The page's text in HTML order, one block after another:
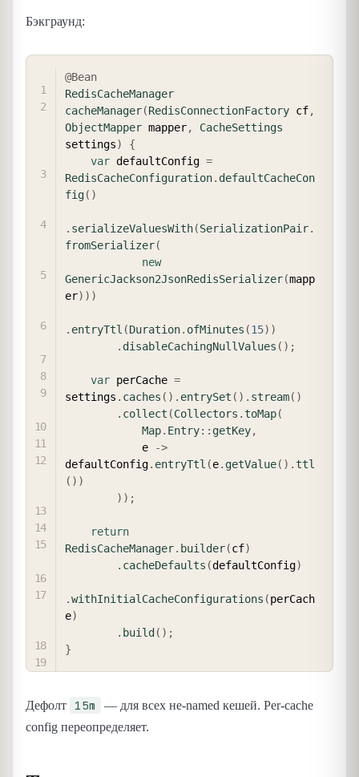
Бэкграунд:
@Bean
RedisCacheManager
cacheManager(RedisConnectionFactory cf,
ObjectMapper mapper,
CacheSettings
settings)
{
var defaultConfig =
RedisCacheConfiguration. defaultCacheCon
fig( )
. serializeValuesWith(SerializationPair.
fromSerializer(
new
GenericJackson2JsonRedisSerializer(mapp
er) ) )
. entryTtl (Duration. ofMinutes (15) )
. disableCachingNullValues ( ) ;
var perCache =
settings . caches ( ) . entrySet ( ) . stream( )
. collect (Collectors .toMap(
Map. Entry:: getKey,
            e
->
defaultConfig. entryTtl (e. getValue( ) .ttl
( ) )
) ) ;
return
RedisCacheManager. builder(cf)
. cacheDefaults (defaultConfig)
.withInitialCacheConfigurations (perCach
e)
. build ( ) ;
}
Дефолт 15m
— для всех не-named кешей. Per-cache
config переопределяет.